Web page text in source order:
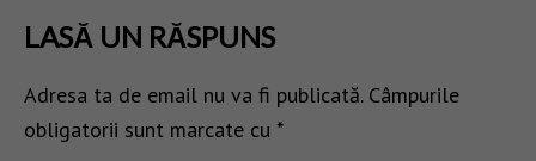
LASĂ UN RĂSPUNS
Adresa ta de email nu va fi publicată. Câmpurile
obligatorii sunt marcate cu *